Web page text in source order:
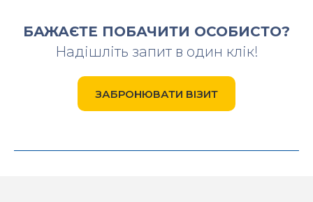
БАЖАЄТЕ ПОБАЧИТИ ОСОБИСТО?
Надішліть запит в один клік!
ЗАБРОНЮВАТИ ВІЗИТ